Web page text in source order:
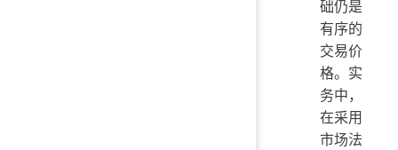
础仍是
有序的
交易价
格。实
务中，
在采用
市场法